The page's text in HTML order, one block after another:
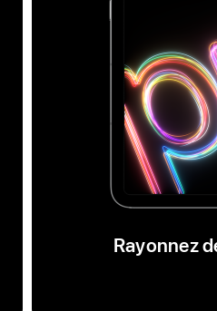
Rayonnez